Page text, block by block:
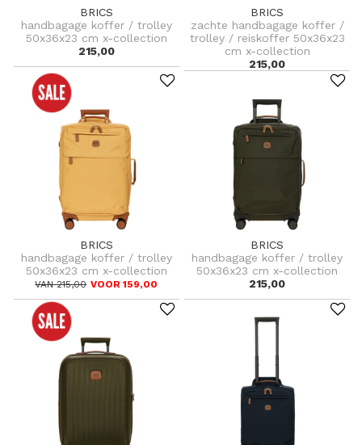
BRICS
handbagage koffer / trolley
50x36x23 cm x-collection
215,00
BRICS
zachte handbagage koffer /
trolley / reiskoffer 50x36x23
cm x-collection
215,00
BRICS
handbagage koffer / trolley
50x36x23 cm x-collection
VAN 215,00 VOOR 159,00
BRICS
handbagage koffer / trolley
50x36x23 cm x-collection
215,00